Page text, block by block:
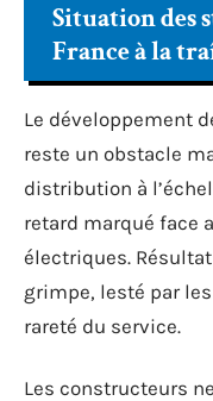
Situation des
France à la
Le développement
reste un obstacle
distribution à
retard marqué face
électriques.
grimpe, lesté par
rareté du service.
Les constructeurs